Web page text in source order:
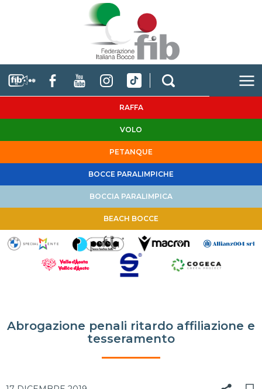
RAFFA
VOLO
PETANQUE
BOCCE PARALIMPICHE
BOCCIA PARALIMPICA
BEACH BOCCE
Abrogazione penali ritardo affiliazione e
tesseramento